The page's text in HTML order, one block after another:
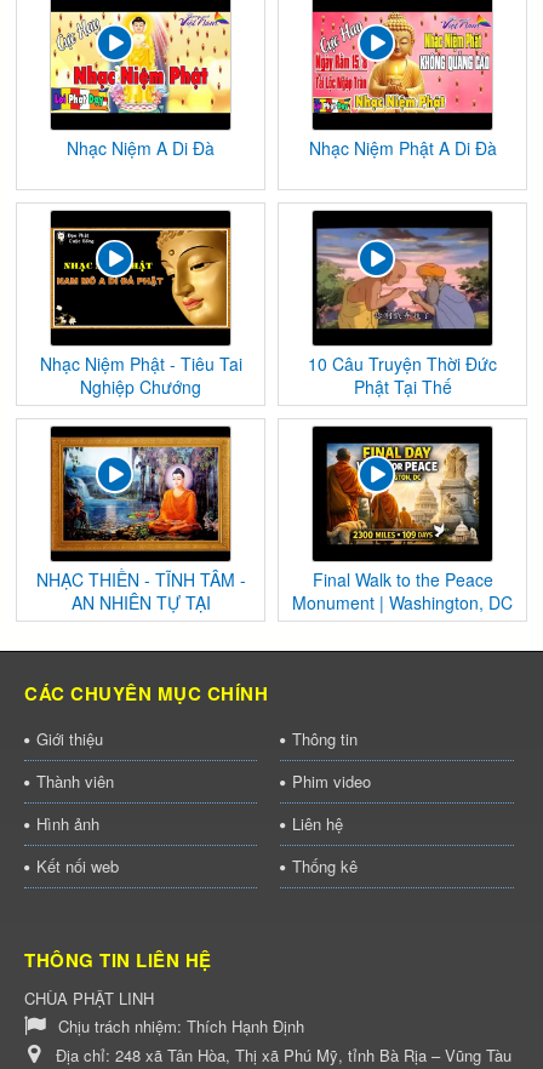
Nhạc Niệm A Di Đà Nhạc Niệm Phật A Di Đà
Nhạc Niệm Phật - Tiêu Tai
Nghiệp Chướng
10 Câu Truyện Thời Đức
Phật Tại Thế
NHẠC THIỀN - TĨNH TÂM -
AN NHIÊN TỰ TẠI
Final Walk to the Peace
Monument | Washington, DC
CÁC CHUYÊN MỤC CHÍNH
Giới thiệu
Thông tin
Thành viên
Phim video
Hình ảnh
Liên hệ
Kết nối web
Thống kê
THÔNG TIN LIÊN HỆ
CHÙA PHẬT LINH
Chịu trách nhiệm: Thích Hạnh Định
Địa chỉ: 248 xã Tân Hòa, Thị xã Phú Mỹ, tỉnh Bà Rịa – Vũng Tàu